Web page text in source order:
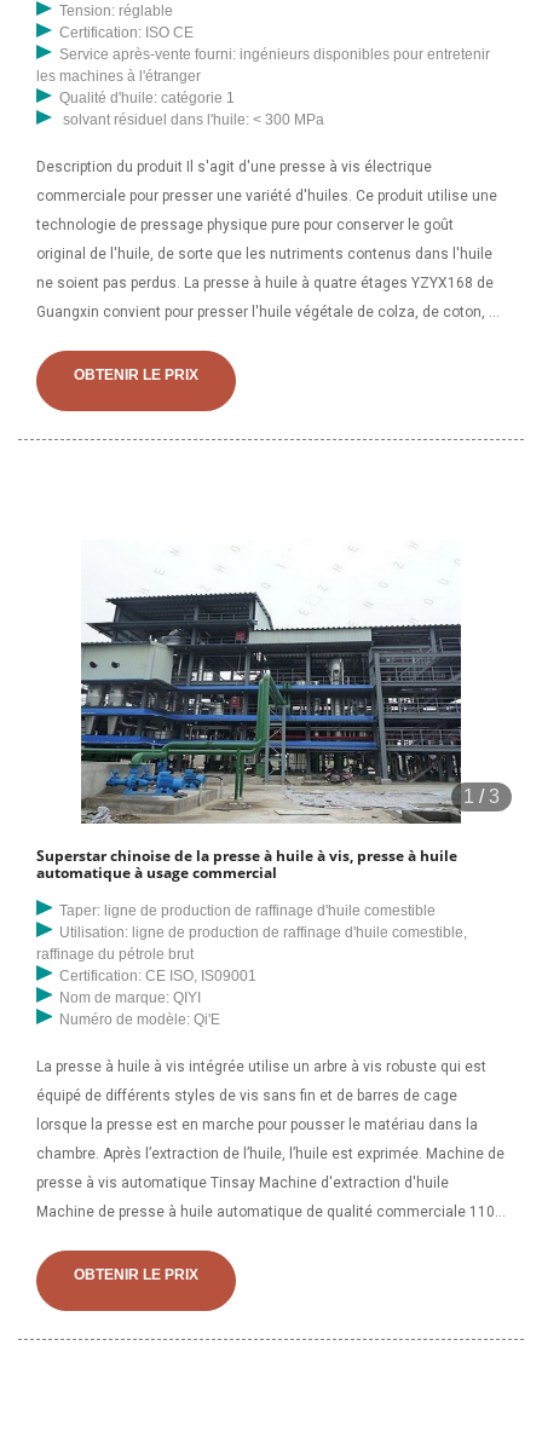
Tension: réglable
Certification: ISO CE
Service après-vente fourni: ingénieurs disponibles pour entretenir
les machines à l'étranger
Qualité d'huile: catégorie 1
solvant résiduel dans l'huile: < 300 MPa
Description du produit Il s'agit d'une presse à vis électrique
commerciale pour presser une variété d'huiles. Ce produit utilise une
technologie de pressage physique pure pour conserver le goût
original de l'huile, de sorte que les nutriments contenus dans l'huile
ne soient pas perdus. La presse à huile à quatre étages YZYX168 de
Guangxin convient pour presser l'huile végétale de colza, de coton, de
d'abrasin, graines de tournesol et de palmiste, etc. Le produit est
conforme à la « technologie »
OBTENIR LE PRIX
1 /3
Superstar chinoise de la presse à huile à vis, presse à huile
automatique à usage commercial
Taper: ligne de production de raffinage d'huile comestible
Utilisation: ligne de production de raffinage d'huile comestible,
raffinage du pétrole brut
Certification: CE ISO, IS09001
Nom de marque: QIYI
Numéro de modèle: Qi'E
La presse à huile à vis intégrée utilise un arbre à vis robuste qui est
équipé de différents styles de vis sans fin et de barres de cage
lorsque la presse est en marche pour pousser le matériau dans la
chambre. Après l’extraction de l’huile, l’huile est exprimée. Machine de
presse à vis automatique Tinsay Machine d'extraction d'huile
Machine de presse à huile automatique de qualité commerciale 110
110V 5L Extraction automatique d'huile commerciale extracteur de
presse chaude à froid expulseur
OBTENIR LE PRIX